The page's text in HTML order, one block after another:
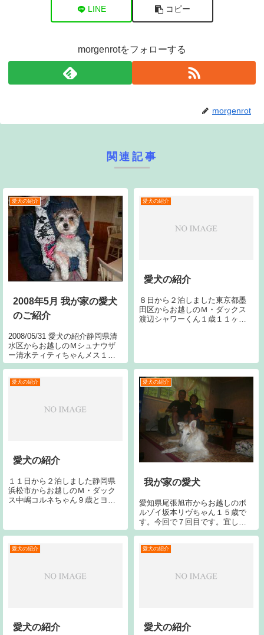
LINE コピー
morgenrotをフォローする
morgenrot
関連記事
愛犬の紹介
2008年5月 我が家の愛犬
のご紹介
2008/05/31 愛犬の紹介静岡県清
水区からお越しのＭシュナウザ
ー清水ティティちゃんメス１０
ヶ月です。宜しくお願いしま
市からお越しのチョコラブ清水
愛犬の紹介
愛犬の紹介
８日から２泊しました東京都墨
田区からお越しのＭ・ダックス
渡辺シャワーくん１歳１１ヶ月
した神奈川県横浜...
愛犬の紹介
愛犬の紹介
１１日から２泊しました静岡県
浜松市からお越しのＭ・ダック
ス中嶋コルネちゃん９歳とヨー
ティ中嶋ピーチちゃん１１歳と
Ｇ・レトレバー中嶋ペロちゃん
１３４歳です。今回で６回目で
愛犬の紹介
我が家の愛犬
愛知県尾張旭市からお越しのボ
ルゾイ坂本リヴちゃん１５歳で
す。今回で７回目です。宜しく
お願いします。
愛犬の紹介
愛犬の紹介
愛犬の紹介
愛犬の紹介